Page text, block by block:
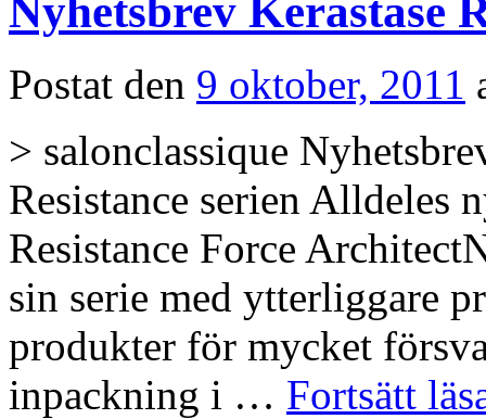
Nyhetsbrev Kerastase
Postat den 9 oktober, 2011
> salonclassique
Resistance serien Alldeles
Resistance Force
sin serie med ytterliggare
produkter för mycket
inpackning i … Fortsätt